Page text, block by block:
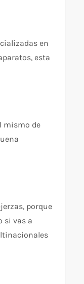
en
esta
mismo de
porque
si vas a